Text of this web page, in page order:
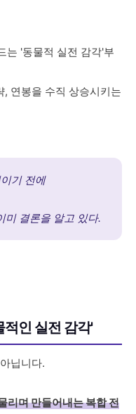
는 '동물적 실전 감각'부
연봉을 수직 상승시키는
기 전에
미 결론을 알고 있다.
인 실전 감각'
닙니다.
리며 만들어내는 복합 전